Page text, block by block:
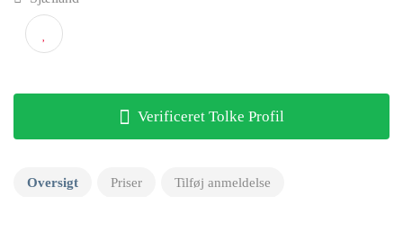
Sjælland
Verificeret Tolke Profil
Oversigt Priser Tilføj anmeldelse